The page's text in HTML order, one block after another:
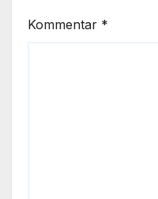
Kommentar *